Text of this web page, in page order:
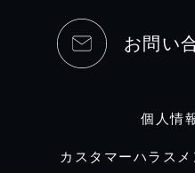
お問い
個人情
カスタマーハラス